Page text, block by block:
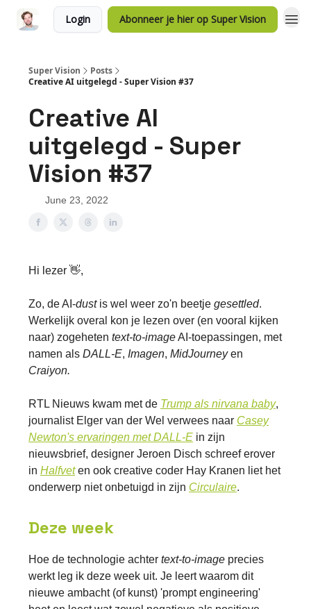
Login Abonneer je hier op Super Vision
Super Vision
Posts
Creative AI uitgelegd - Super Vision #37
Creative AI
uitgelegd - Super
Vision #37
June 23, 2022
Hi lezer 👋,
Zo, de AI-dustis wel weer zo'n beetje gesettled.
Werkelijk overal kon je lezen over (en vooral kijken
naar) zogeheten text-to-imageAI-toepassingen, met
namen als DALL-E, Imagen, MidJourneyen
Craiyon.
RTL Nieuws kwam met de Trump als nirvana baby,
journalist Elger van der Wel verwees naar Casey
Newton's ervaringen met DALL-E in zijn
nieuwsbrief, designer Jeroen Disch schreef erover
in Halfvet en ook creative coder Hay Kranen liet het
onderwerp niet onbetuigd in zijn Circulaire.
Deze week
Hoe de technologie achter text-to-image precies
werkt leg ik deze week uit. Je leert waarom dit
nieuwe ambacht (of kunst) 'prompt engineering'